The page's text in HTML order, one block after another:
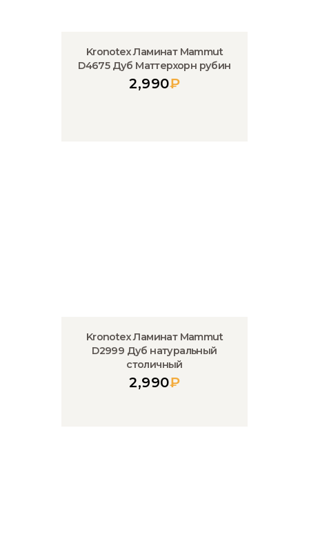
Kronotex Ламинат Mammut
D4675 Дуб Маттерхорн рубин
2,990₽
Kronotex Ламинат Mammut
D2999 Дуб натуральный
столичный
2,990₽